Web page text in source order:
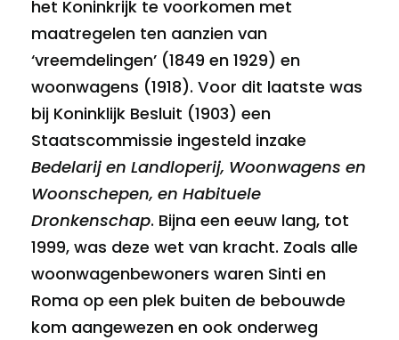
het Koninkrijk te voorkomen met
maatregelen ten aanzien van
‘vreemdelingen’ (1849 en 1929) en
woonwagens (1918). Voor dit laatste was
bij Koninklijk Besluit (1903) een
Staatscommissie ingesteld inzake
Bedelarij en Landloperij, Woonwagens en
Woonschepen, en Habituele
Dronkenschap. Bijna een eeuw lang, tot
1999, was deze wet van kracht. Zoals alle
woonwagenbewoners waren Sinti en
Roma op een plek buiten de bebouwde
kom aangewezen en ook onderweg